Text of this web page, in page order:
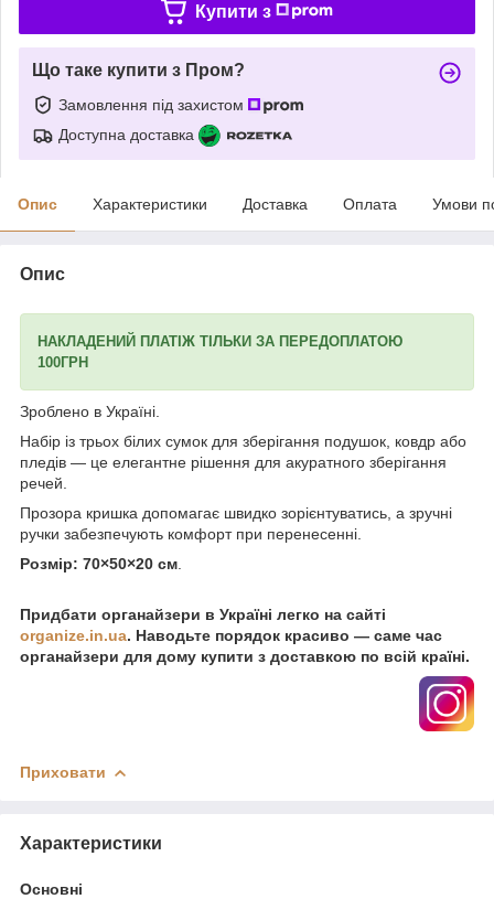
Купити з
Що таке купити з Пром?
Замовлення під захистом
Доступна доставка
Опис Характеристики Доставка Оплата Умови
Опис
НАКЛАДЕНИЙ ПЛАТІЖ ТІЛЬКИ ЗА ПЕРЕДОПЛАТОЮ
100ГРН
Зроблено в Україні.
Набір із трьох білих сумок для зберігання подушок, ковдр або
пледів — це елегантне рішення для акуратного зберігання
речей.
Прозора кришка допомагає швидко зорієнтуватись, а зручні
ручки забезпечують комфорт при перенесенні.
Розмір: 70×50×20 см
Придбати органайзери в Україні легко на сайті
organize.in.ua. Наводьте порядок красиво — саме час
органайзери для дому купити з доставкою по всій країні.
Приховати
Характеристики
Основні